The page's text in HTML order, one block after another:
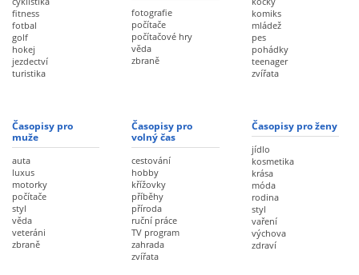
fitness
fotbal
golf
hokej
jezdectví
turistika
fotografie
počítače
počítačové hry
věda
zbraně
komiks
mládež
pes
pohádky
teenager
zvířata
Časopisy pro
muže
auta
luxus
motorky
počítače
styl
věda
veteráni
zbraně
Časopisy pro
volný čas
cestování
hobby
křížovky
příběhy
příroda
ruční práce
TV program
zahrada
zvířata
Časopisy pro ženy
jídlo
kosmetika
krása
móda
rodina
styl
vaření
výchova
zdraví